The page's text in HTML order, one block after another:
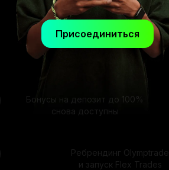
Присоединиться
Бонусы на депозит до 100%
снова доступны
Ребрендинг Olymptrade
и запуск Flex Trades